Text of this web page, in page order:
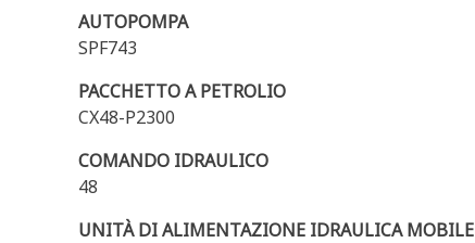
AUTOPOMPA
SPF743
PACCHETTO A PETROLIO
CX48-P2300
COMANDO IDRAULICO
48
UNITÀ DI ALIMENTAZIONE IDRAULICA MOBILE